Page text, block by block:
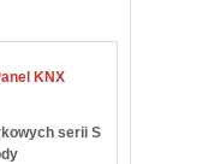
KNX
serii S